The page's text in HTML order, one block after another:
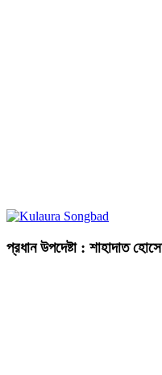
প্রধান উপদেষ্টা : শাহাদাত